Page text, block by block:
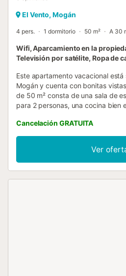
El Vento, Mogán
4 pers. 1 dormitorio 50 m² A 30
Wifi, Aparcamiento en la
Televisión por satélite, Ropa de
Este apartamento vacacional
Mogán y cuenta con bonitas
de 50 m² consta de una sala de
para 2 personas, una cocina bien
servicios adicionales incluyen Wi-
un espacio de trabajo dedicado
lavadora, así como televisión por
fantásticas vistas al mar mientras
saludable para su familia. Hay
Cancelación GRATUITA
Ver